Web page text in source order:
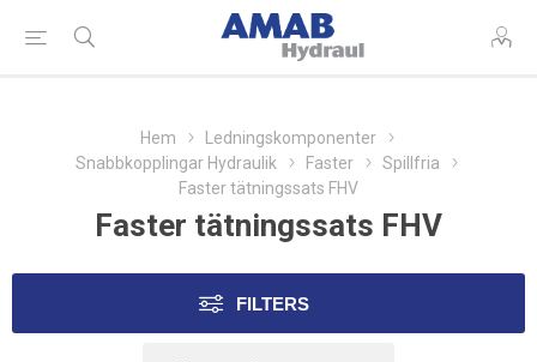
Hem
Ledningskomponenter
Snabbkopplingar Hydraulik
Faster
Spillfria
Faster tätningssats FHV
Faster tätningssats FHV
FILTERS